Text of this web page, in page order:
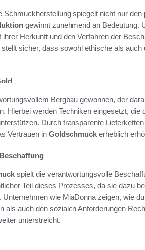
Schmuckherstellung spiegelt nicht nur
gewinnt zunehmend an Bedeutung.
Herkunft und den Verfahren der
stellt sicher, dass sowohl ethische als auch
Bergbau gewonnen, der
Hierbei werden Techniken eingesetzt, die
Durch transparente
Vertrauen in Goldschmuck erheblich
spielt die verantwortungsvolle
Teil dieses Prozesses, da sie dazu
wie MiaDonna zeigen, wie
als auch den sozialen Anforderungen
unterstreicht.